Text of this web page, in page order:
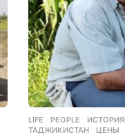
LIFE ,PEOPLE ИСТОРИЯ
ТАДЖИКИСТАН
,ЦЕНЫ